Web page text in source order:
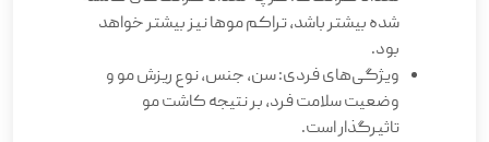
شده بیشتر باشد، تراکم موها نیز بیشتر خواهد
بود.
ویژگی‌های فردی: سن، جنس، نوع ریزش مو و
وضعیت سلامت فرد، بر نتیجه کاشت مو
تاثیرگذار است.